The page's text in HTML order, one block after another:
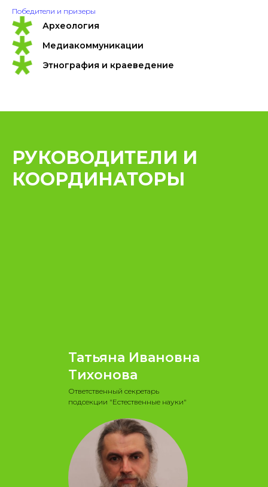
Победители и призеры
Археология
Медиакоммуникации
Этнография и краеведение
РУКОВОДИТЕЛИ И
КООРДИНАТОРЫ
Татьяна Ивановна
Тихонова
Ответственный секретарь
подсекции "Естественные науки"